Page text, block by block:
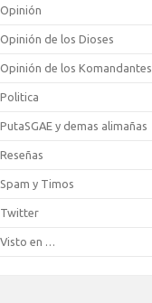
Opinión
Opinión de los Dioses
Opinión de los Komandantes
Politica
PutaSGAE y demas alimañas
Reseñas
Spam y Timos
Twitter
Visto en …